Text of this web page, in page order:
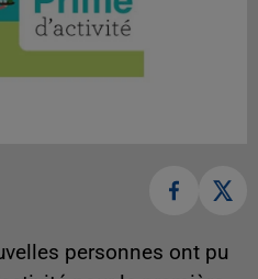
personnes ont pu